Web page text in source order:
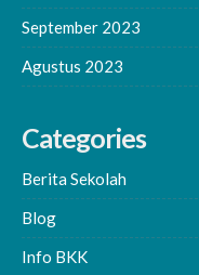
September 2023
Agustus 2023
Categories
Berita Sekolah
Blog
Info BKK